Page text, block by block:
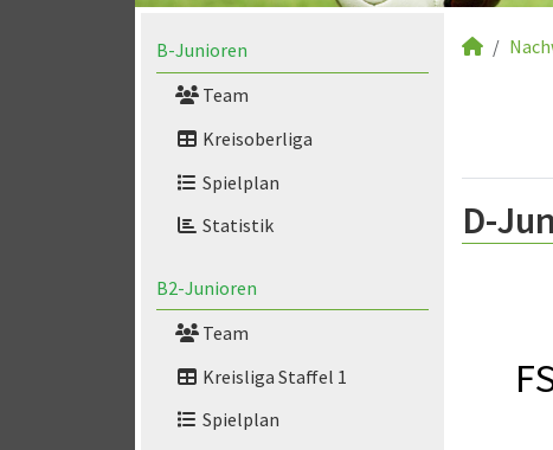
B-Junioren
Team
Kreisoberliga
Spielplan
Statistik
B2-Junioren
Team
Kreisliga Staffel 1
Spielplan
D-